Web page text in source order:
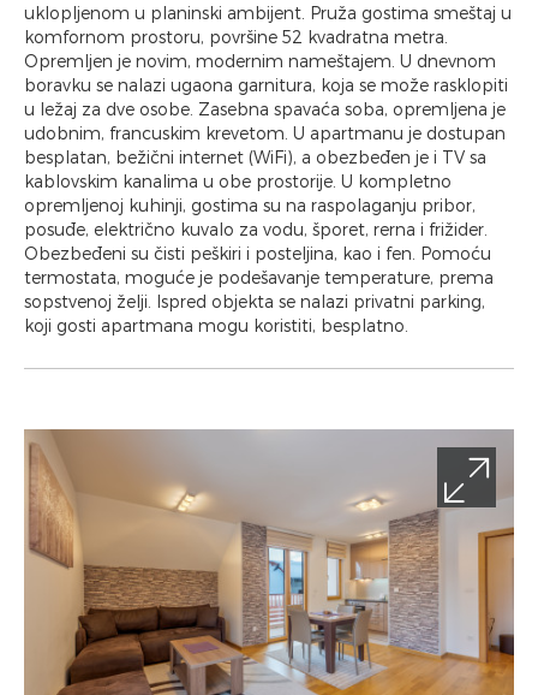
uklopljenom u planinski ambijent. Pruža gostima smeštaj u
komfornom prostoru, površine 52 kvadratna metra.
Opremljen je novim, modernim nameštajem. U dnevnom
boravku se nalazi ugaona garnitura, koja se može rasklopiti
u ležaj za dve osobe. Zasebna spavaća soba, opremljena je
udobnim, francuskim krevetom. U apartmanu je dostupan
besplatan, bežični internet (WiFi), a obezbeđen je i TV sa
kablovskim kanalima u obe prostorije. U kompletno
opremljenoj kuhinji, gostima su na raspolaganju pribor,
posuđe, električno kuvalo za vodu, šporet, rerna i frižider.
Obezbeđeni su čisti peškiri i posteljina, kao i fen. Pomoću
termostata, moguće je podešavanje temperature, prema
sopstvenoj želji. Ispred objekta se nalazi privatni parking,
koji gosti apartmana mogu koristiti, besplatno.